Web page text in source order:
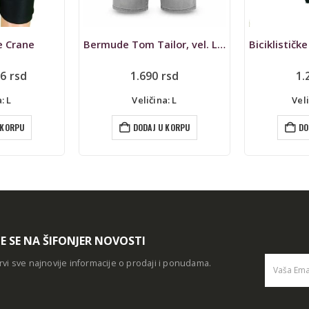
L
Biciklističke Ergeenomixx, NOVE
1.290 rsd
Veličina: XXL
DODAJ U KORPU
1.290
SE NA ŠIFONJER NOVOSTI
sve najnovije informacije o prodaji i ponudama.